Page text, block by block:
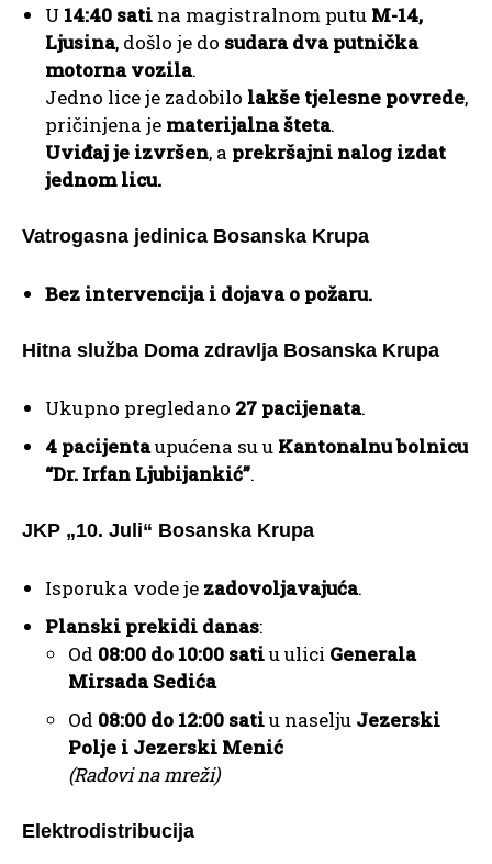
U 14:40 sati na magistralnom putu M-14,
Ljusina, došlo je do sudara dva putnička
motorna vozila.
Jedno lice je zadobilo lakše tjelesne povrede,
pričinjena je materijalna šteta.
Uviđaj je izvršen, a prekršajni nalog izdat
jednom licu.
Vatrogasna jedinica Bosanska Krupa
Bez intervencija i dojava o požaru.
Hitna služba Doma zdravlja Bosanska Krupa
Ukupno pregledano 27 pacijenata.
4 pacijentaupućena su u Kantonalnu bolnicu
“Dr. Irfan Ljubijankić”.
JKP „10. Juli“ Bosanska Krupa
Isporuka vode je zadovoljavajuća.
Planski prekidi danas:
Od 08:00 do 10:00 satiu ulici Generala
Mirsada Sedića
Od 08:00 do 12:00 satiu naselju Jezerski
Polje i Jezerski Menić
(Radovi na mreži)
Elektrodistribucija